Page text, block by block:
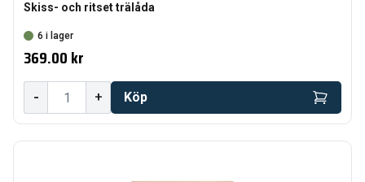
Skiss- och ritset trälåda
6 i lager
369.00 kr
- + Köp